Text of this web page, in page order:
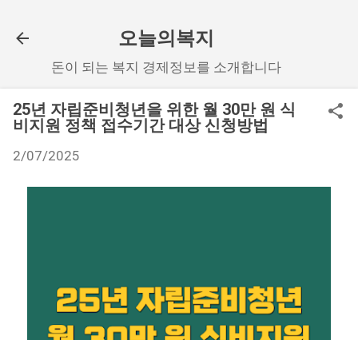
오늘의복지
돈이 되는 복지 경제정보를 소개합니다
25년 자립준비청년을 위한 월 30만 원 식
비지원 정책 접수기간 대상 신청방법
2/07/2025